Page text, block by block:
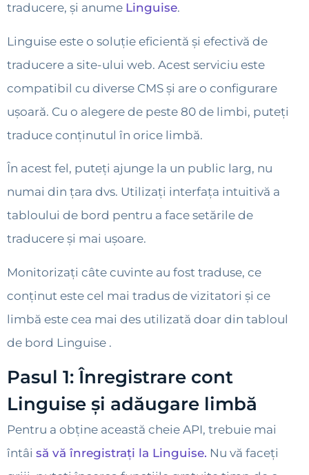
traducere, și anume Linguise.
Linguise este o soluție eficientă și efectivă de
traducere a site-ului web. Acest serviciu este
compatibil cu diverse CMS și are o configurare
ușoară. Cu o alegere de peste 80 de limbi, puteți
traduce conținutul în orice limbă.
În acest fel, puteți ajunge la un public larg, nu
numai din țara dvs. Utilizați interfața intuitivă a
tabloului de bord pentru a face setările de
traducere și mai ușoare.
Monitorizați câte cuvinte au fost traduse, ce
conținut este cel mai tradus de vizitatori și ce
limbă este cea mai des utilizată doar din tabloul
de bord Linguise .
Pasul 1: Înregistrare cont
Linguise și adăugare limbă
Pentru a obține această cheie API, trebuie mai
întâi să vă înregistrați la Linguise. Nu vă faceți